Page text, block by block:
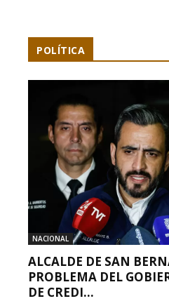
POLÍTICA
NACIONAL
ALCALDE DE SAN
PROBLEMA DEL
DE CREDI...